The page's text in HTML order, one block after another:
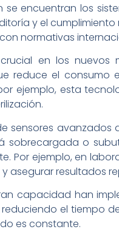
encuentran los
y el
normativas
en los nuevos
reduce el consumo
ejemplo, esta
sensores
o
Por ejemplo, en
asegurar resultados
capacidad han
el tiempo
es constante.